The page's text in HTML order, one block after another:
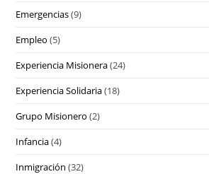
Emergencias(9)
Empleo (5)
Experiencia Misionera(24)
Experiencia Solidaria(18)
Grupo Misionero (2)
Infancia(4)
Inmigración (32)